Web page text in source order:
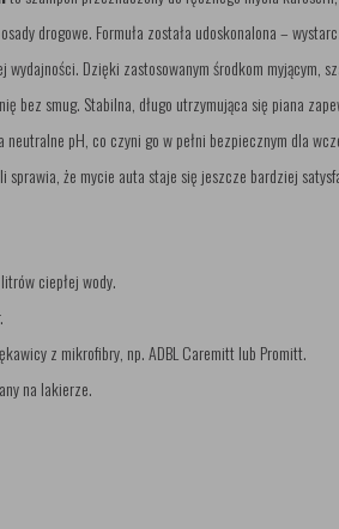
drogowe. Formuła została udoskonalona –
wydajności. Dzięki zastosowanym środkom myjącym,
bez smug. Stabilna, długo utrzymująca się piana
pH, co czyni go w pełni bezpiecznym dla
sprawia, że mycie auta staje się jeszcze bardziej
ciepłej wody.
z mikrofibry, np. ADBL Caremitt lub Promitt.
na lakierze.